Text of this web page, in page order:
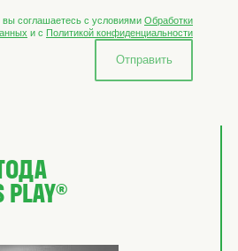
соглашаетесь с условиями Обработки
и с Политикой конфиденциальности
Отправить
PLAY®